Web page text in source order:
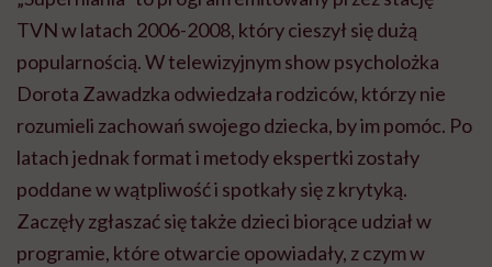
TVN w latach 2006-2008, który cieszył się dużą
popularnością. W telewizyjnym show psycholożka
Dorota Zawadzka odwiedzała rodziców, którzy nie
rozumieli zachowań swojego dziecka, by im pomóc. Po
latach jednak format i metody ekspertki zostały
poddane w wątpliwość i spotkały się z krytyką.
Zaczęły zgłaszać się także dzieci biorące udział w
programie, które otwarcie opowiadały, z czym w